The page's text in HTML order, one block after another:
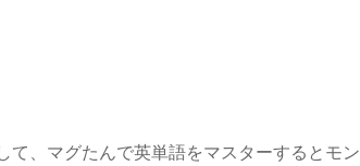
て、マグたんで英単語をマスターするとモン